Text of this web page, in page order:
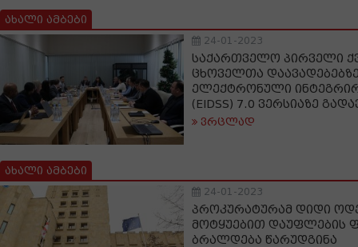
ახალი ამბები
24-01-2023
საქართველო პირველი
ცხოველთა
ელექტრონული
(EIDSS) 7.0 ვერსიაზე
ვრცლად
ახალი ამბები
24-01-2023
პროკურატურამ დიდი
მოტყუებით დაუფლების
ბრალდება წარუდგინა